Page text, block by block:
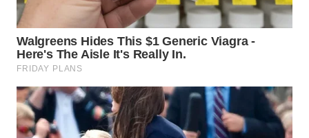
PADANG
LAWAS
SUMEDANG
WN